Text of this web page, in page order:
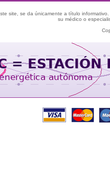
site, se da únicamente a título
su médico o